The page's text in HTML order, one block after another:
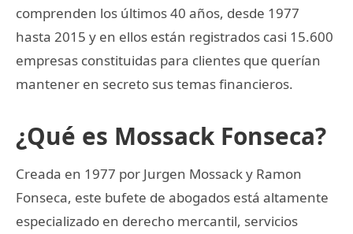
comprenden los últimos 40 años, desde 1977
hasta 2015 y en ellos están registrados casi 15.600
empresas constituidas para clientes que querían
mantener en secreto sus temas financieros.
¿Qué es Mossack Fonseca?
Creada en 1977 por Jurgen Mossack y Ramon
Fonseca, este bufete de abogados está altamente
especializado en derecho mercantil, servicios